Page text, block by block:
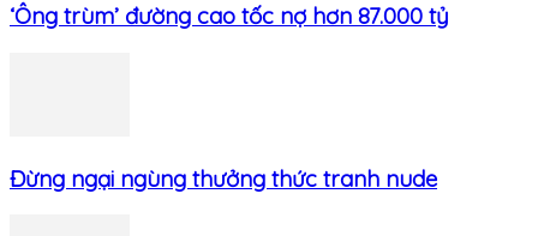
‘Ông trùm’ đường cao tốc nợ hơn 87.000 tỷ
Đừng ngại ngùng thưởng thức tranh nude